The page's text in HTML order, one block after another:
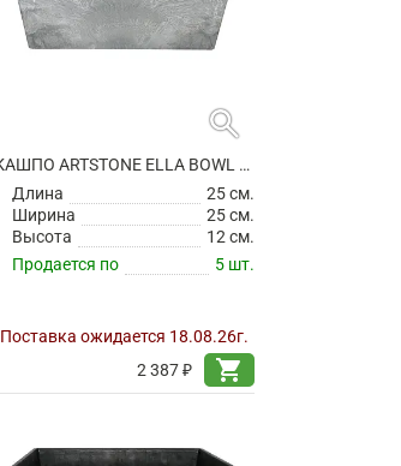
search
КАШПО ARTSTONE ELLA BOWL GREY
Длина
25 см.
Ширина
25 см.
Высота
12 см.
Продается по
5 шт.
Поставка ожидается 18.08.26г.
2 387 ₽
shopping_cart